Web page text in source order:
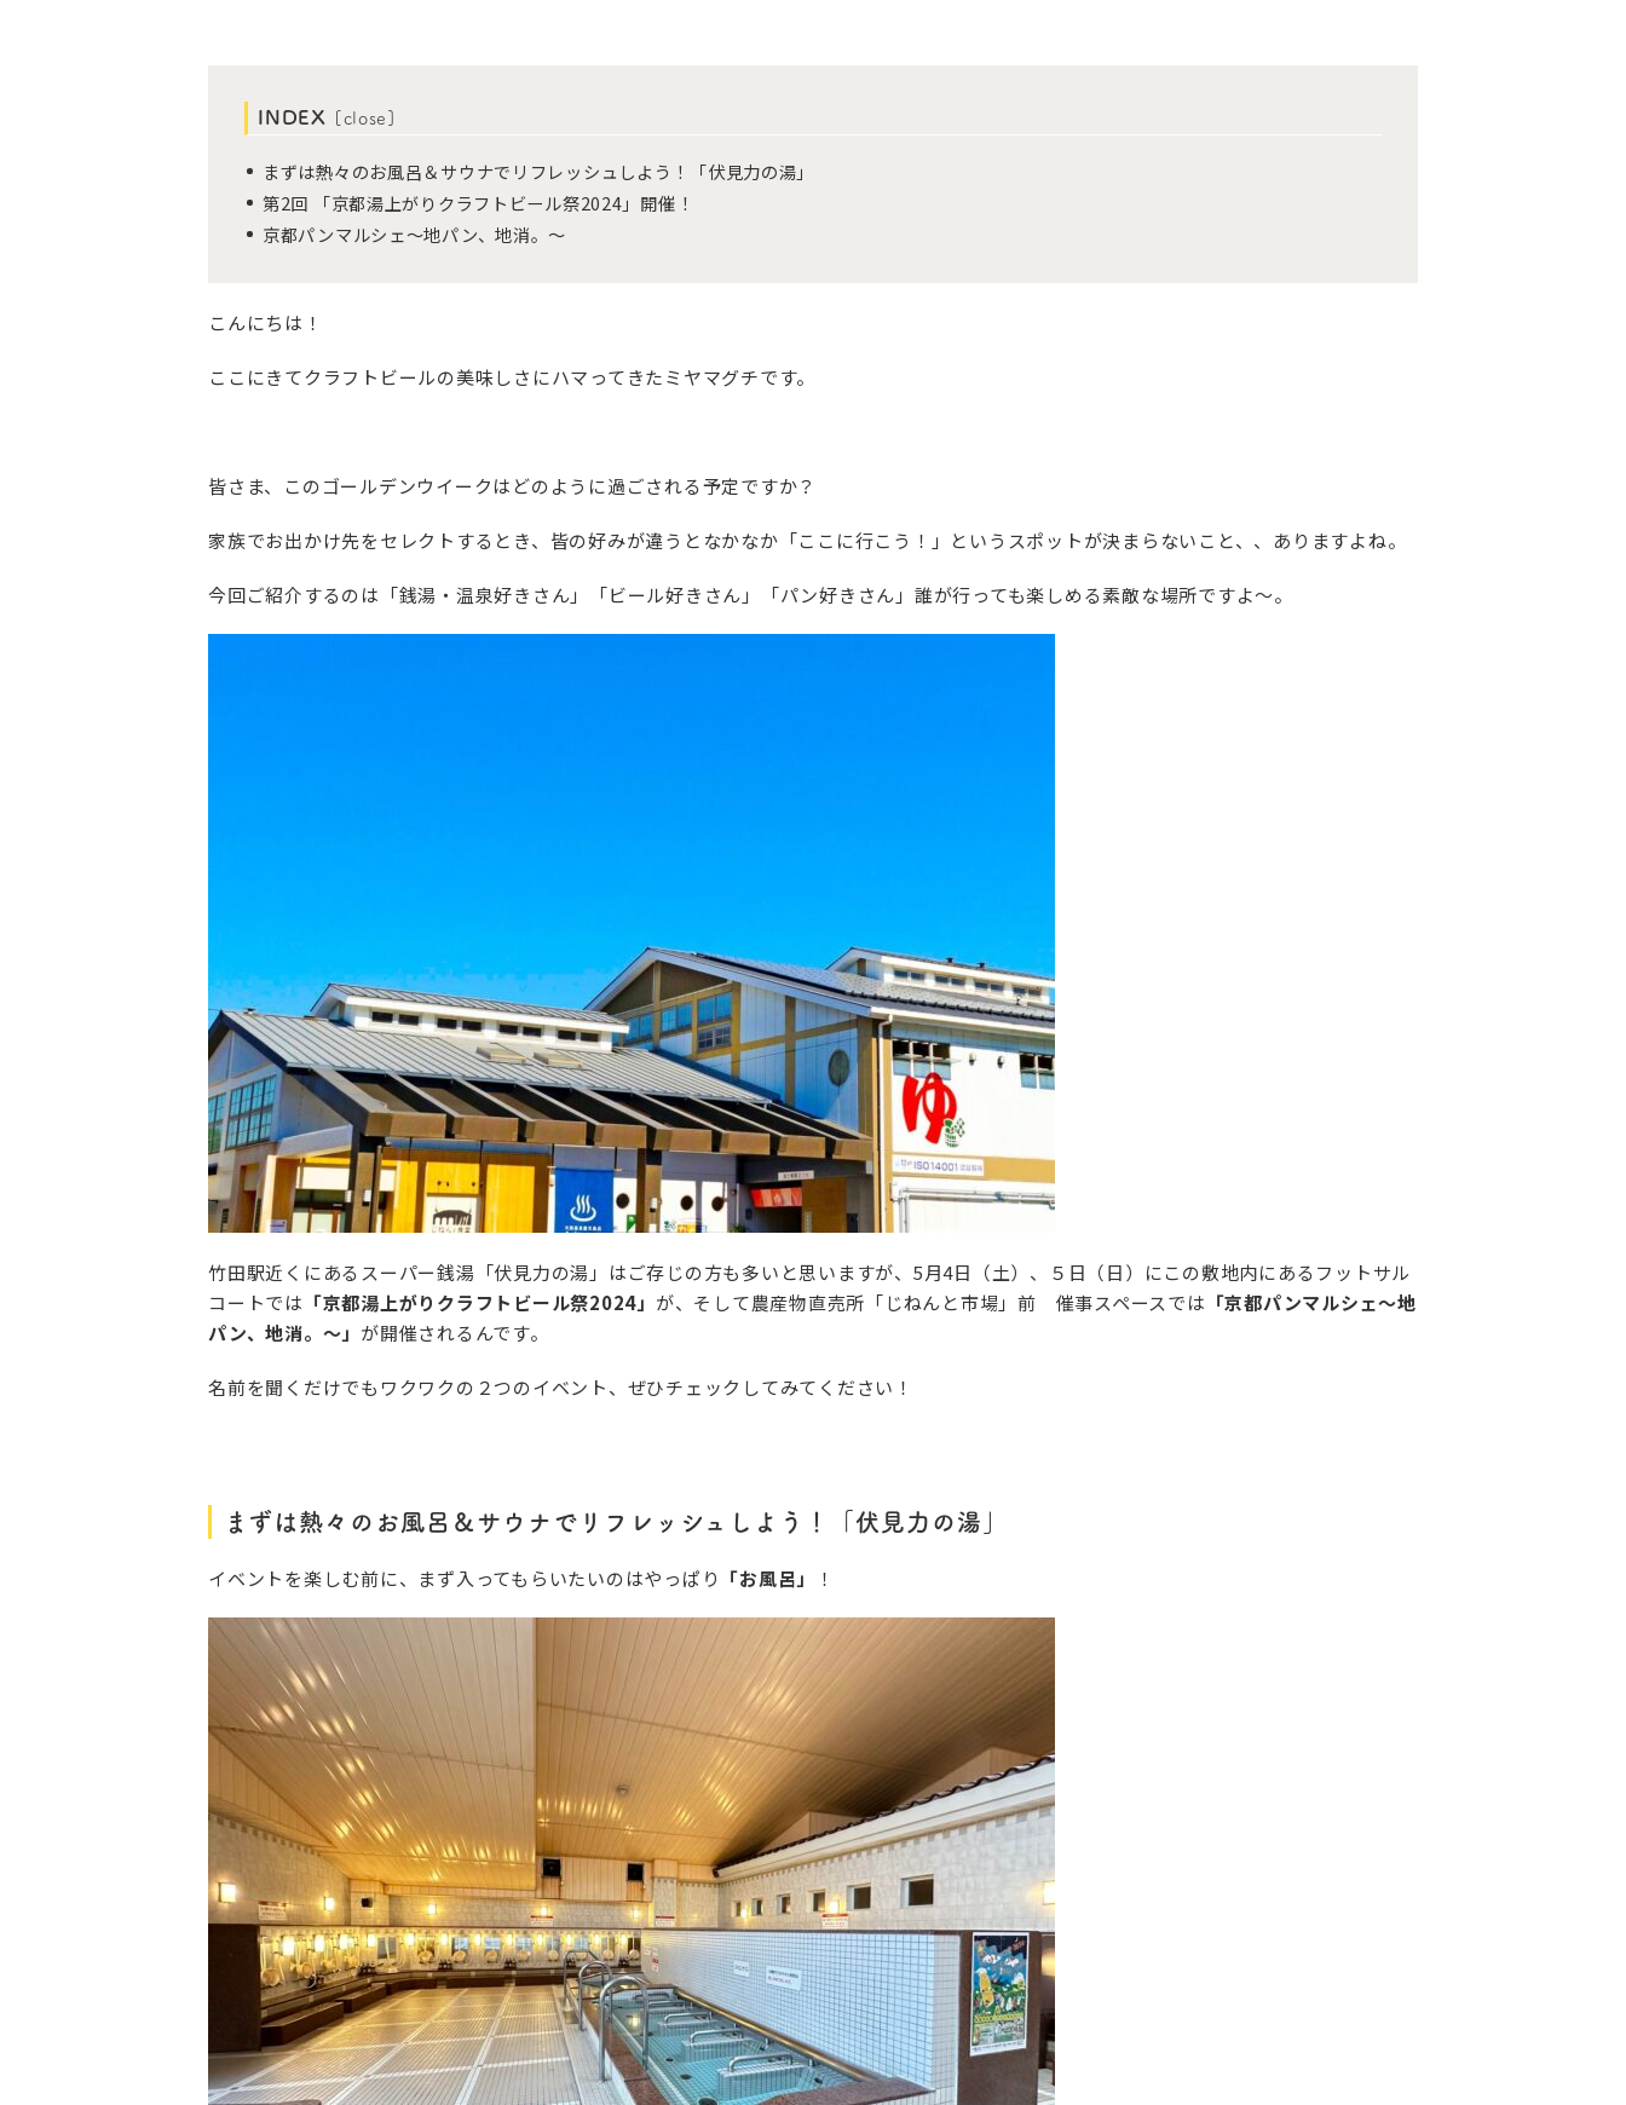
INDEX [ close ]
まずは熱々のお風呂＆サウナでリフレッシュしよう！「伏見力の湯」
第2回 「京都湯上がりクラフトビール祭2024」開催！
京都パンマルシェ～地パン、地消。～
こんにちは！
ここにきてクラフトビールの美味しさにハマってきたミヤマグチです。
皆さま、このゴールデンウイークはどのように過ごされる予定ですか？
家族でお出かけ先をセレクトするとき、皆の好みが違うとなかなか「ここに行こう！」というスポットが決まらないこと、、ありますよね。
今回ご紹介するのは「銭湯・温泉好きさん」「ビール好きさん」「パン好きさん」誰が行っても楽しめる素敵な場所ですよ～。
竹田駅近くにあるスーパー銭湯「伏見力の湯」はご存じの方も多いと思いますが、5月4日（土）、５日（日）にこの敷地内にあるフットサル
コートでは 「京都湯上がりクラフトビール祭2024」 が、そして農産物直売所「じねんと市場」前 催事スペースでは 「京都パンマルシェ～地
パン、地消。～」 が開催されるんです。
名前を聞くだけでもワクワクの２つのイベント、ぜひチェックしてみてください！
まずは熱々のお風呂＆サウナでリフレッシュしよう！「伏見力の湯」
イベントを楽しむ前に、まず入ってもらいたいのはやっぱり 「お風呂」 ！